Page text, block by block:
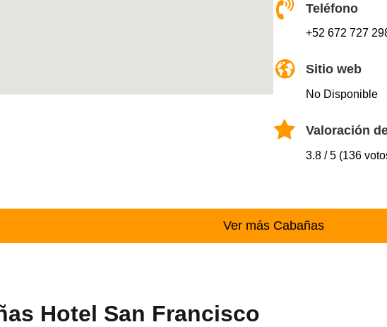
Teléfono
+52 672 727
Sitio web
No Disponible
Valoración
3.8 / 5 (136
Ver más Cabañas
Hotel San Francisco